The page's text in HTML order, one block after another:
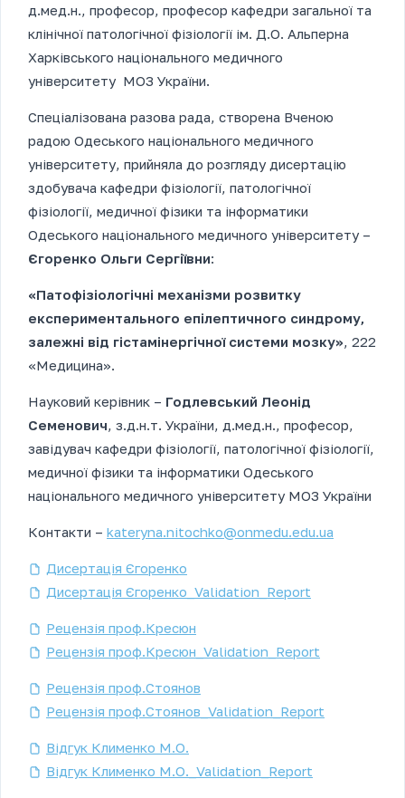
д.мед.н., професор, професор кафедри загальної та
клінічної патологічної фізіології ім. Д.О. Альперна
Харківського національного медичного
університету МОЗ України.
Спеціалізована разова рада, створена Вченою
радою Одеського національного медичного
університету, прийняла до розгляду дисертацію
здобувача кафедри фізіології, патологічної
фізіології, медичної фізики та інформатики
Одеського національного медичного університету –
Єгоренко Ольги Сергіївни:
«Патофізіологічні механізми розвитку
експериментального епілептичного синдрому,
залежні від гістамінергічної системи мозку», 222
«Медицина».
Науковий керівник – Годлевський Леонід
Семенович, з.д.н.т. України, д.мед.н., професор,
завідувач кафедри фізіології, патологічної фізіології,
медичної фізики та інформатики Одеського
національного медичного університету МОЗ України
Контакти – kateryna.nitochko@onmedu.edu.ua
Дисертація Єгоренко
Дисертація Єгоренко_Validation_Report
Рецензія проф.Кресюн
Рецензія проф.Кресюн_Validation_Report
Рецензія проф.Стоянов
Рецензія проф.Стоянов_Validation_Report
Відгук Клименко М.О.
Відгук Клименко М.О._Validation_Report